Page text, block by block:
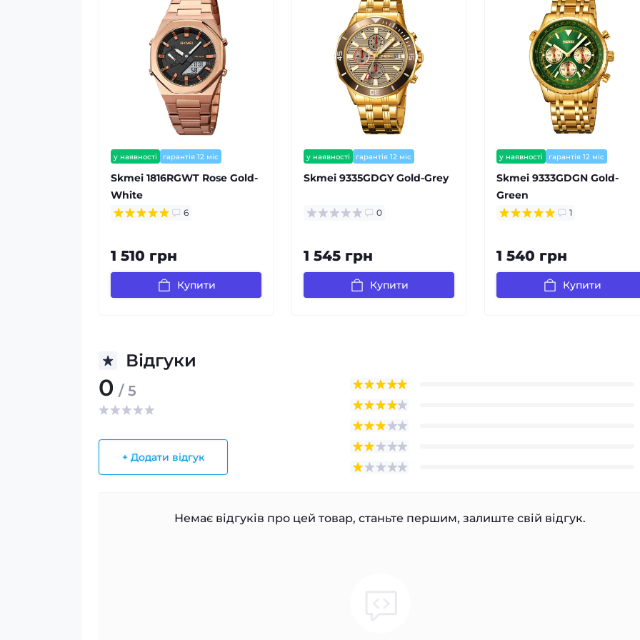
у наявності гарантія 12 міс
Skmei 1816RGWT Rose Gold-
White
6
1 510 грн
Купити
у наявності гарантія 12 міс
Skmei 9335GDGY Gold-Grey
0
1 545 грн
Купити
у наявності гарантія 12 міс
Skmei 9333GDGN Gold-
Green
1
1 540 грн
Купити
Відгуки
0 / 5
+ Додати відгук
Немає відгуків про цей товар, станьте першим, залиште свій відгук.